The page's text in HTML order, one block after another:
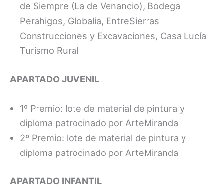
de Siempre (La de Venancio), Bodega
Perahigos, Globalia, EntreSierras
Construcciones y Excavaciones, Casa Lucía
Turismo Rural
APARTADO JUVENIL
1º Premio: lote de material de pintura y
diploma patrocinado por ArteMiranda
2º Premio: lote de material de pintura y
diploma patrocinado por ArteMiranda
APARTADO INFANTIL